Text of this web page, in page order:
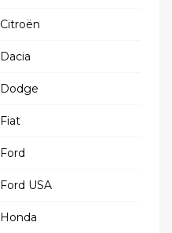
Citroën
Dacia
Dodge
Fiat
Ford
Ford USA
Honda